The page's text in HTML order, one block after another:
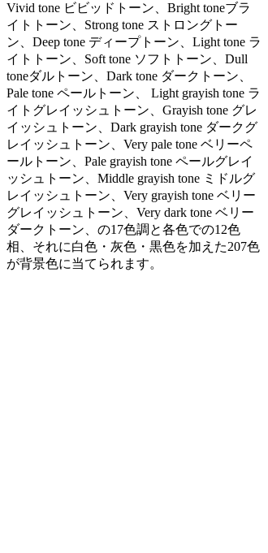
Vivid tone ビビッドトーン、Bright toneブラ
イトトーン、Strong tone ストロングトー
ン、Deep tone ディープトーン、Light tone ラ
イトトーン、Soft tone ソフトトーン、Dull
toneダルトーン、Dark tone ダークトーン、
Pale tone ペールトーン、 Light grayish tone ラ
イトグレイッシュトーン、Grayish tone グレ
イッシュトーン、Dark grayish tone ダークグ
レイッシュトーン、Very pale tone ベリーペ
ールトーン、Pale grayish tone ペールグレイ
ッシュトーン、Middle grayish tone ミドルグ
レイッシュトーン、Very grayish tone ベリー
グレイッシュトーン、Very dark tone ベリー
ダークトーン、の17色調と各色での12色
相、それに白色・灰色・黒色を加えた207色
が背景色に当てられます。